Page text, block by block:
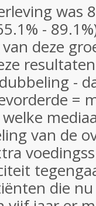
was
-
deze
-
=
van de
die